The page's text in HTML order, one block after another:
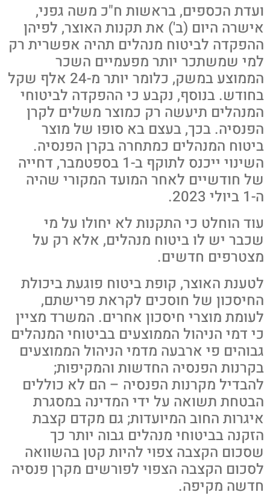
ועדת הכספים, בראשות ח"כ משה גפני,
אישרה היום (ב') את תקנות האוצר, לפיהן
ההפקדה לביטוח מנהלים תהיה אפשרית רק
למי שמשתכר יותר מפעמיים השכר
הממוצע במשק, כלומר יותר מ-24 אלף שקל
בחודש. בנוסף, נקבע כי ההפקדה לביטוחי
המנהלים תיעשה רק כמוצר משלים לקרן
הפנסיה. בכך, בעצם בא סופו של מוצר
ביטוח המנהלים כמתחרה בקרן הפנסיה.
השינוי ייכנס לתוקף ב-1 בספטמבר, דחייה
של חודשיים לאחר המועד המקורי שהיה
ה-1 ביולי 2023.
עוד הוחלט כי התקנות לא יחולו על מי
שכבר יש לו ביטוח מנהלים, אלא רק על
מצטרפים חדשים.
לטענת האוצר, קופת ביטוח פוגעת ביכולת
החיסכון של חוסכים לקראת פרישתם,
לעומת מוצרי חיסכון אחרים. המשרד מציין
כי דמי הניהול הממוצעים בביטוחי המנהלים
גבוהים פי ארבעה מדמי הניהול הממוצעים
בקרנות הפנסיה החדשות והמקיפות;
להבדיל מקרנות הפנסיה – הם לא כוללים
הבטחת תשואה על ידי המדינה במסגרת
איגרות החוב המיועדות; גם מקדם קצבת
הזקנה בביטוחי מנהלים גבוה יותר כך
שסכום הקצבה צפוי להיות קטן בהשוואה
לסכום הקצבה הצפוי לפורשים מקרן פנסיה
חדשה מקיפה.